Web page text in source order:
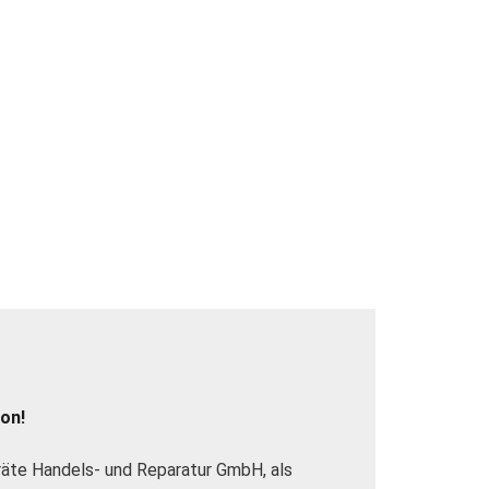
Handels- und Reparatur GmbH, als